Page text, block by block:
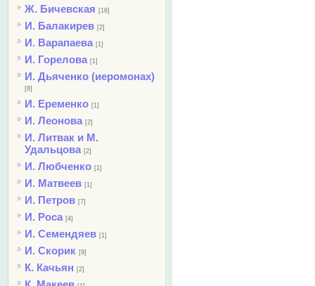
Ж. Бичевская [16]
И. Балакирев [2]
И. Варапаева [1]
И. Горелова [1]
И. Дьяченко (иеромонах)
[8]
И. Еременко [1]
И. Леонова [2]
И. Литвак и М.
Удальцова [2]
И. Любченко [1]
И. Матвеев [1]
И. Петров [7]
И. Роса [4]
И. Семендяев [1]
И. Скорик [9]
К. Качьян [2]